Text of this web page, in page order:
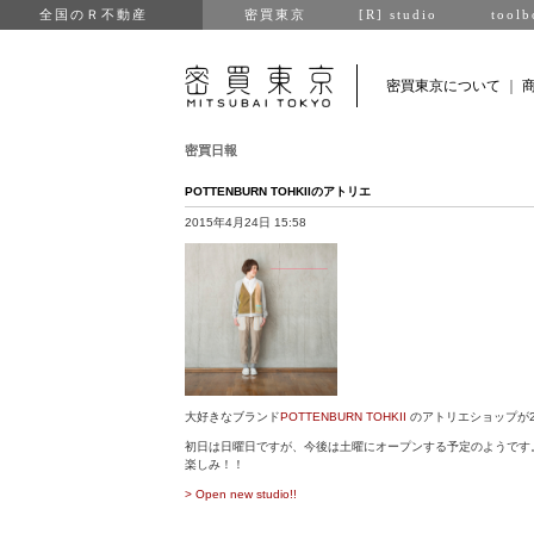
全国のＲ不動産 密買東京 [R] studio
密買東京について
密買日報
POTTENBURN TOHKIIのアトリエ
2015年4月24日 15:58
大好きなブランドPOTTENBURN TOHKII のアトリエショップが
初日は日曜日ですが、今後は土曜にオープンする予定のようです
楽しみ！！
> Open new studio!!